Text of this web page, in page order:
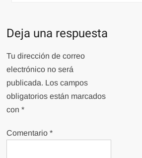
Deja una respuesta
Tu dirección de correo
electrónico no será
publicada. Los campos
obligatorios están marcados
con*
Comentario*